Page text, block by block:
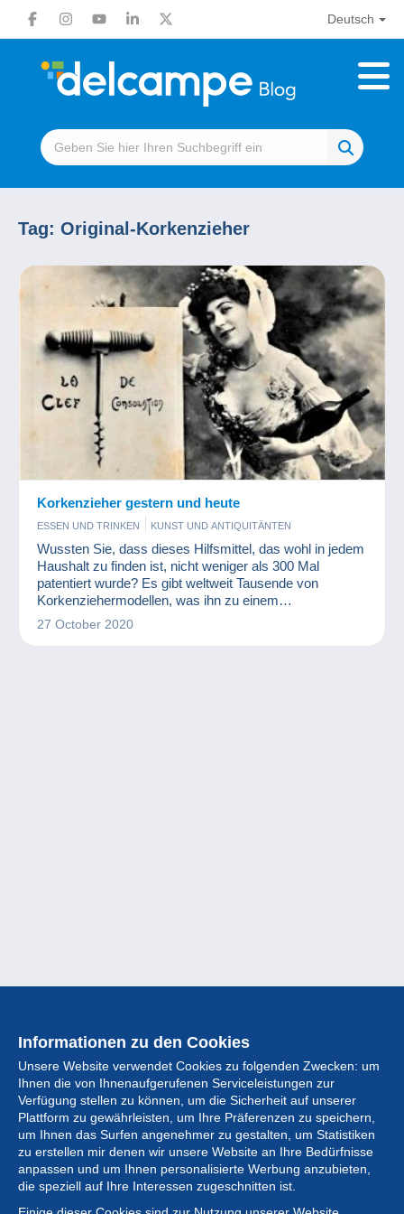
Deutsch
Tag: Original-Korkenzieher
Korkenzieher gestern und heute
ESSEN UND TRINKEN KUNST UND ANTIQUITÄNTEN
Wussten Sie, dass dieses Hilfsmittel, das wohl in jedem
Haushalt zu finden ist, nicht weniger als 300 Mal
patentiert wurde? Es gibt weltweit Tausende von
Korkenziehermodellen, was ihn zu einem
ausgezeichneten Sammlerstück macht!
27 October 2020
Informationen zu den Cookies
Unsere Website verwendet Cookies zu folgenden Zwecken: um
Ihnen die von Ihnenaufgerufenen Serviceleistungen zur
Verfügung stellen zu können, um die Sicherheit auf unserer
Plattform zu gewährleisten, um Ihre Präferenzen zu speichern,
um Ihnen das Surfen angenehmer zu gestalten, um Statistiken
zu erstellen mir denen wir unsere Website an Ihre Bedürfnisse
anpassen und um Ihnen personalisierte Werbung anzubieten,
die speziell auf Ihre Interessen zugeschnitten ist.
Sammlung